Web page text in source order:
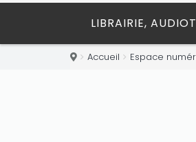
LIBRAIRIE,
Accueil Espace